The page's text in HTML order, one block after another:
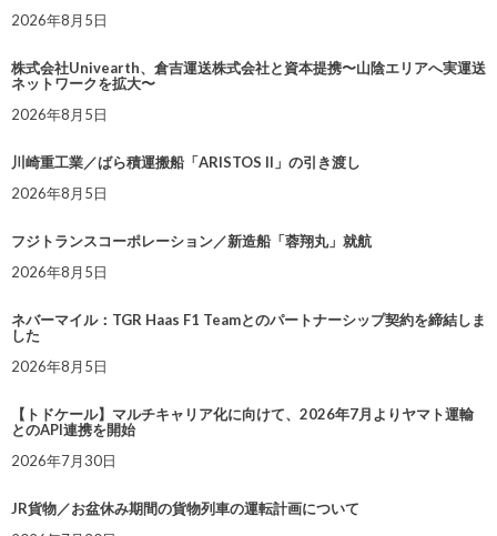
2026年8月5日
株式会社Univearth、倉吉運送株式会社と資本提携〜山陰エリアへ実運送
ネットワークを拡大〜
2026年8月5日
川崎重工業／ばら積運搬船「ARISTOS II」の引き渡し
2026年8月5日
フジトランスコーポレーション／新造船「蓉翔丸」就航
2026年8月5日
ネバーマイル：TGR Haas F1 Teamとのパートナーシップ契約を締結しま
した
2026年8月5日
【トドケール】マルチキャリア化に向けて、2026年7月よりヤマト運輸
とのAPI連携を開始
2026年7月30日
JR貨物／お盆休み期間の貨物列車の運転計画について